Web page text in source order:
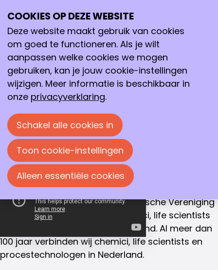
Samenwerken aan
een betere
toekomst
Met dat doel verenigen we chemici, life
scientists en procestechnologen in
Sluit je ook aan!
ONZE MISSIE
Samenwerking is de sleutel naar succes
De Koninklijke Nederlandse Chemische Vereniging
(KNCV) is hét netwerk van chemici, life scientists
en procestechnologen in Nederland. Al meer dan
100 jaar verbinden wij chemici, life scientists en
procestechnologen in Nederland.
COOKIES OP DEZE WEBSITE
Deze website maakt gebruik van cookies
om goed te functioneren. Als je wilt
aanpassen welke cookies we mogen
gebruiken, kan je jouw cookie-instellingen
wijzigen. Meer informatie is beschikbaar in
onze privacyverklaring.
Schakel alle cookies in
Toon cookie-instellingen
Alleen essentiële cookies